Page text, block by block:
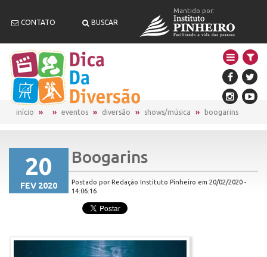
CONTATO BUSCAR
Mantido por:
início eventos diversão shows/música boogarins
20
FEV 2020
Boogarins
Postado por Redação Instituto Pinheiro em 20/02/2020 -
14:06:16